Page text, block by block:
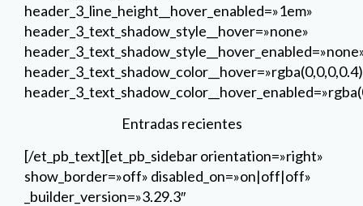
header_3_line_height__hover_enabled=»1em»
header_3_text_shadow_style__hover=»none»
Entradas recientes
[/et_pb_text][et_pb_sidebar orientation=»right»
show_border=»off» disabled_on=»on|off|off»
_builder_version=»3.29.3″